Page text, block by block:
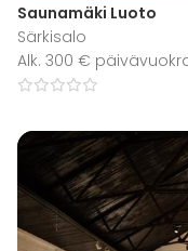
Saunamäki Luoto
Särkisalo
Alk. 300 €